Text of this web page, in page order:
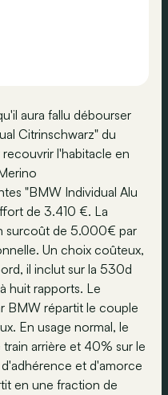
aura fallu débourser
Citrinschwarz" du
l'habitacle en
"BMW Individual Alu
de 3.410 €. La
surcoût de 5.000€ par
Un choix coûteux,
il inclut sur la 530d
huit rapports. Le
BMW répartit le couple
En usage normal, le
arrière et 40% sur le
et d'amorce
en une fraction de